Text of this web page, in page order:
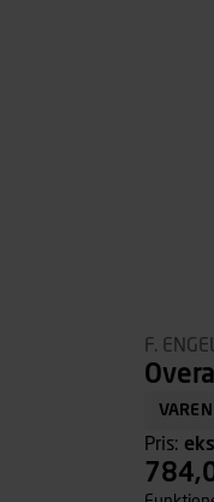
F. ENGEL
Pris: